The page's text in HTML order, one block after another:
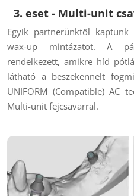
3. eset - Multi-unit
Egyik partnerünktől
wax-up mintázatot. A
rendelkezett, amikre híd
látható a beszekennelt
UNIFORM (Compatible) AC
Multi-unit fejcsavarral.